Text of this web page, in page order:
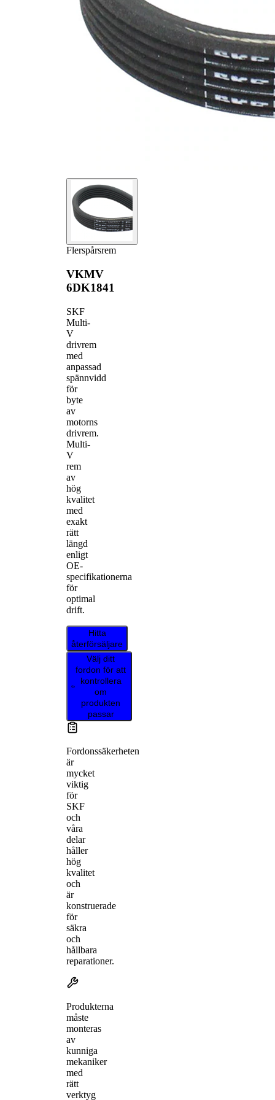
Flerspårsrem
VKMV
6DK1841
SKF
Multi-
V
drivrem
med
anpassad
spännvidd
för
byte
av
motorns
drivrem.
Multi-
V
rem
av
hög
kvalitet
med
exakt
rätt
längd
enligt
OE-
specifikationerna
för
optimal
drift.
Hitta
återförsäljare
Välj ditt
fordon för att
kontrollera
om
produkten
passar
Fordonssäkerheten
är
mycket
viktig
för
SKF
och
våra
delar
håller
hög
kvalitet
och
är
konstruerade
för
säkra
och
hållbara
reparationer.
Produkterna
måste
monteras
av
kunniga
mekaniker
med
rätt
verktyg